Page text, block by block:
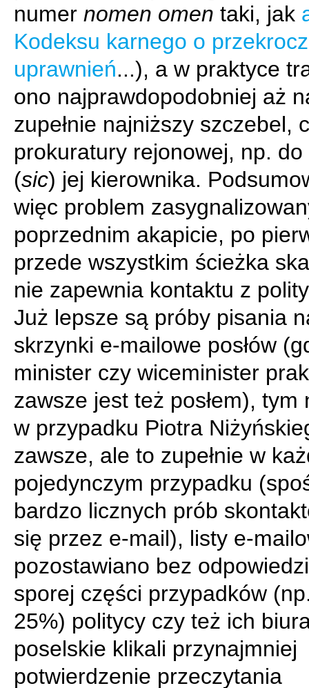
numer nomen omen taki, jak
Kodeksu karnego o
uprawnień...), a w praktyce
ono najprawdopodobniej aż
zupełnie najniższy szczebel,
prokuratury rejonowej, np.
(sic) jej kierownika.
więc problem
poprzednim akapicie, po
przede wszystkim ścieżka
nie zapewnia kontaktu z
Już lepsze są próby pisania
skrzynki e-mailowe posłów
minister czy wiceminister
zawsze jest też posłem), tym
w przypadku Piotra
zawsze, ale to zupełnie w
pojedynczym przypadku
bardzo licznych prób
się przez e-mail), listy e-
pozostawiano bez
sporej części przypadków
25%) politycy czy też ich
poselskie klikali przynajmniej
potwierdzenie przeczytania